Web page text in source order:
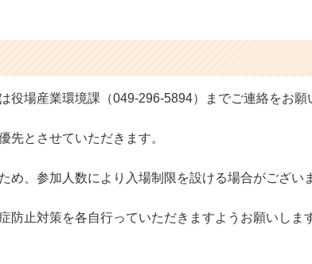
役場産業環境課（049-296-5894）までご連絡をお願
先とさせていただきます。
め、参加人数により入場制限を設ける場合がござい
防止対策を各自行っていただきますようお願いしま